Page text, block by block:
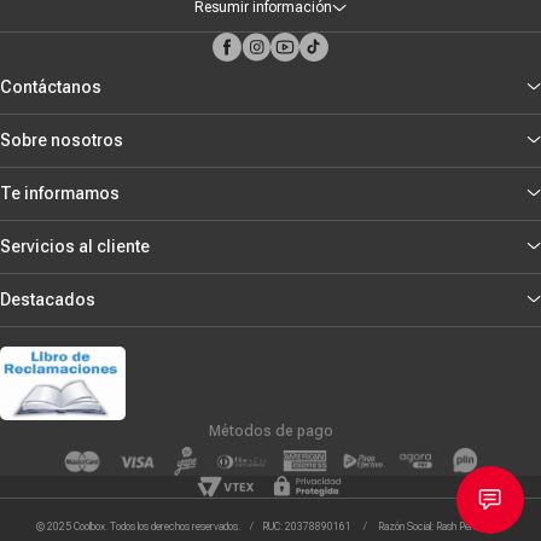
Resumir información
Contáctanos
Sobre nosotros
Te informamos
Servicios al cliente
Destacados
Métodos de pago
© 2025 Coolbox. Todos los derechos reservados. / RUC: 20378890161 / Razón Social: Rash Peru S.R.L.